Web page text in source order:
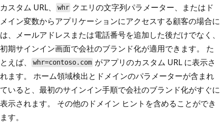
カスタム URL、
whr クエリの文字列パラメーター、またはド
メイン変数からアプリケーションにアクセスする顧客の場合に
は、メールアドレスまたは電話番号を追加した後だけでなく、
初期サインイン画面で会社のブランド化が適用できます。 た
とえば、
whr=contoso.com がアプリのカスタム URL に表示さ
れます。 ホーム領域検出とドメインのパラメーターが含まれ
ていると、最初のサインイン手順で会社のブランド化がすぐに
表示されます。 その他のドメイン ヒントを含めることができ
ます。